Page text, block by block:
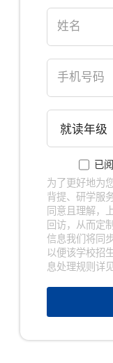
已
为了更好地为
背提、研学服
同意且理解，
回访，从而定
信息我们将同
以便该学校招
息处理规则详